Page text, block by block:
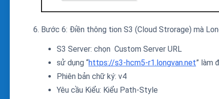
Bước 6: Điền thông tion S3 (Cloud Strorage) mà
S3 Server: chọn Custom Server URL
sử dụng “https://s3-hcm5-r1.longvan.net” làm
Phiên bản chữ ký: v4
Yêu cầu Kiểu: Kiểu Path-Style